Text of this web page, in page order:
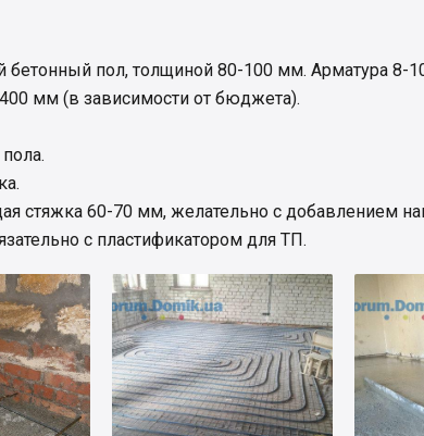
бетонный пол, толщиной 80-100 мм. Арматура 8-
мм (в зависимости от бюджета).
стяжка 60-70 мм, желательно с добавлением
с пластификатором для ТП.